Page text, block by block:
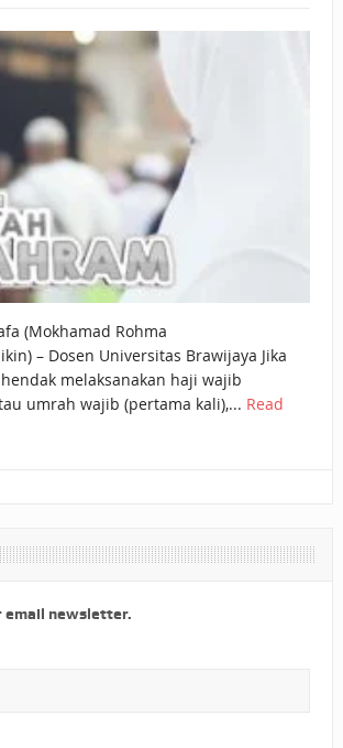
MEMBAYAR ZAKAT UANG?
MENJADI HALAL JIKA SEBAB
BERUBAH
ISTIDLAL SYAR’I
ALLAH
ZAKAT DENGAN CARA MENGANGSUR
ZAKAT KEPADA KERABAT SENDIRI
(Mokhamad Rohma
– Dosen Universitas Brawijaya Jika
melaksanakan haji wajib
umrah wajib (pertama kali),... Read
email newsletter.